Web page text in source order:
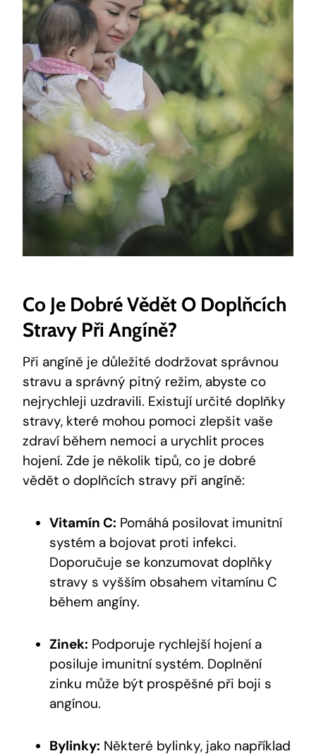
Co Je Dobré Vědět O Doplňcích
Stravy Při Angíně?
Při angíně je důležité dodržovat správnou
stravu a správný pitný režim, abyste co
nejrychleji uzdravili. Existují určité doplňky
stravy, které mohou pomoci zlepšit vaše
zdraví během nemoci a urychlit proces
hojení. Zde je několik tipů, co je dobré
vědět o doplňcích stravy při angíně:
Vitamín C: Pomáhá posilovat imunitní
systém a bojovat proti infekci.
Doporučuje se konzumovat doplňky
stravy s vyšším obsahem vitamínu C
během angíny.
Zinek: Podporuje rychlejší hojení a
posiluje imunitní systém. Doplnění
zinku může být prospěšné při boji s
angínou.
Bylinky: Některé bylinky, jako například